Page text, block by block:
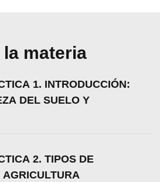
la materia
1. INTRODUCCIÓN:
DEL SUELO Y
2. TIPOS DE
Rechazar